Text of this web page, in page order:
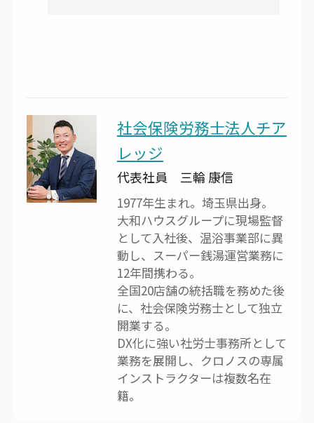
社会保険労務士法人チア
レッジ
代表社員 三輪 康信
1977年生まれ。埼玉県出身。
大和ハウスグループに現場監督
として入社後、温浴事業部に異
動し、スーパー銭湯運営業務に
12年間携わる。
全国20店舗の統括職を務めた後
に、社会保険労務士として独立
開業する。
DX化に強い社労士事務所として
業務を展開し、クロノスの専属
インストラクターは複数名在
籍。